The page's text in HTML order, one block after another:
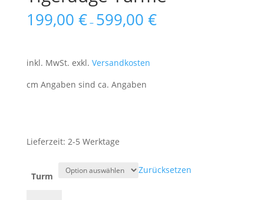
199,00 €– 599,00 €
inkl. MwSt. exkl. Versandkosten
cm Angaben sind ca. Angaben
Lieferzeit: 2-5 Werktage
Turm
Zurücksetzen